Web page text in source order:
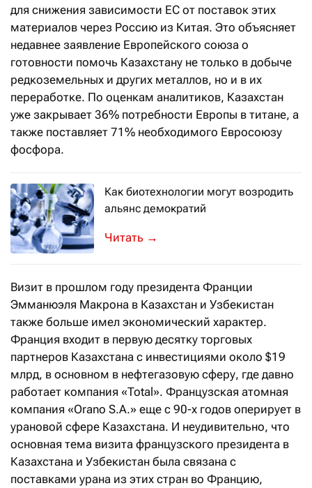
для снижения зависимости ЕС от поставок этих
материалов через Россию из Китая. Это объясняет
недавнее заявление Европейского союза о
готовности помочь Казахстану не только в добыче
редкоземельных и других металлов, но и в их
переработке. По оценкам аналитиков, Казахстан
уже закрывает 36% потребности Европы в титане, а
также поставляет 71% необходимого Евросоюзу
фосфора.
Как биотехнологии могут возродить
альянс демократий
Подобно электричеству и
→
Визит в прошлом году президента Франции
Эмманюэля Макрона в Казахстан и Узбекистан
также больше имел экономический характер.
Франция входит в первую десятку торговых
партнеров Казахстана с инвестициями около $19
млрд, в основном в нефтегазовую сферу, где давно
работает компания «Total». Французская атомная
компания «Orano S.A.» еще с 90-х годов оперирует в
урановой сфере Казахстана. И неудивительно, что
основная тема визита французского президента в
Казахстана и Узбекистан была связана с
поставками урана из этих стран во Францию,